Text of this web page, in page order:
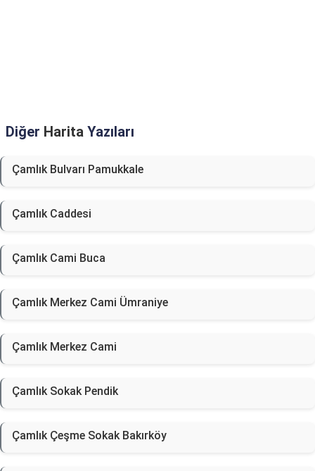
Diğer Harita Yazıları
Çamlık Bulvarı Pamukkale
Çamlık Caddesi
Çamlık Cami Buca
Çamlık Merkez Cami Ümraniye
Çamlık Merkez Cami
Çamlık Sokak Pendik
Çamlık Çeşme Sokak Bakırköy